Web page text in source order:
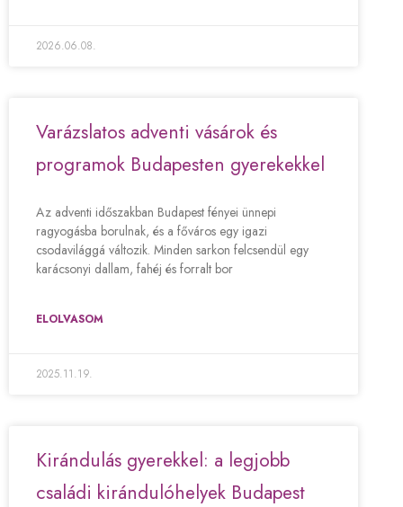
2026.06.08.
Varázslatos adventi vásárok és
programok Budapesten gyerekekkel
Az adventi időszakban Budapest fényei ünnepi
ragyogásba borulnak, és a főváros egy igazi
csodavilággá változik. Minden sarkon felcsendül egy
karácsonyi dallam, fahéj és forralt bor
ELOLVASOM
2025.11.19.
Kirándulás gyerekkel: a legjobb
családi kirándulóhelyek Budapest